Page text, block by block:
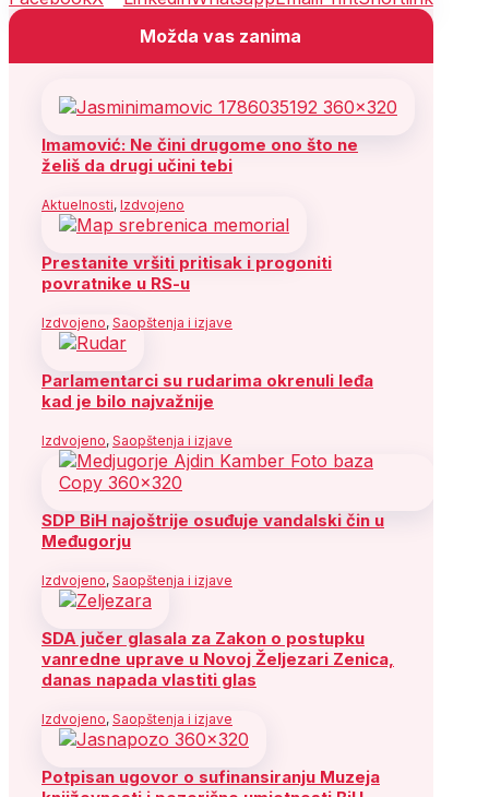
Možda vas zanima
Imamović: Ne čini drugome ono što ne
želiš da drugi učini tebi
Aktuelnosti, Izdvojeno
Prestanite vršiti pritisak i progoniti
povratnike u RS-u
Izdvojeno, Saopštenja i izjave
Parlamentarci su rudarima okrenuli leđa
kad je bilo najvažnije
Izdvojeno, Saopštenja i izjave
SDP BiH najoštrije osuđuje vandalski čin u
Međugorju
Izdvojeno, Saopštenja i izjave
SDA jučer glasala za Zakon o postupku
vanredne uprave u Novoj Željezari Zenica,
danas napada vlastiti glas
Izdvojeno, Saopštenja i izjave
Potpisan ugovor o sufinansiranju Muzeja